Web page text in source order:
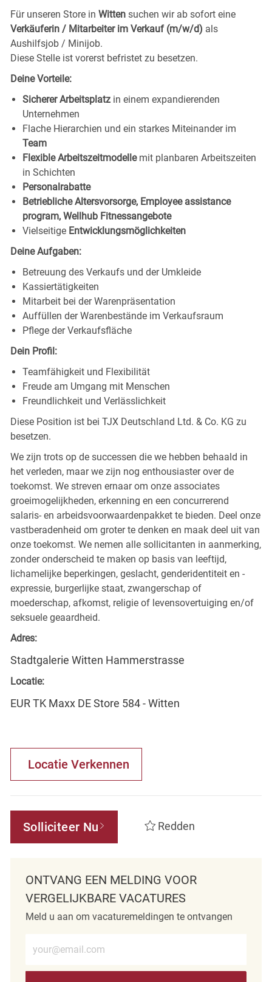
Für unseren Store in Witten suchen wir ab sofort eine
Verkäuferin / Mitarbeiter im Verkauf (m/w/d) als
Aushilfsjob / Minijob.
Diese Stelle ist vorerst befristet zu besetzen.
Deine Vorteile:
Sicherer Arbeitsplatz in einem expandierenden
Unternehmen
Flache Hierarchien und ein starkes Miteinander im
Team
Flexible Arbeitszeitmodelle mit planbaren Arbeitszeiten
in Schichten
Personalrabatte
Betriebliche Altersvorsorge, Employee assistance
program, Wellhub Fitnessangebote
Vielseitige Entwicklungsmöglichkeiten
Deine Aufgaben:
Betreuung des Verkaufs und der Umkleide
Kassiertätigkeiten
Mitarbeit bei der Warenpräsentation
Auffüllen der Warenbestände im Verkaufsraum
Pflege der Verkaufsfläche
Dein Profil:
Teamfähigkeit und Flexibilität
Freude am Umgang mit Menschen
Freundlichkeit und Verlässlichkeit
Diese Position ist bei TJX Deutschland Ltd. & Co. KG zu
besetzen.
We zijn trots op de successen die we hebben behaald in
het verleden, maar we zijn nog enthousiaster over de
toekomst. We streven ernaar om onze associates
groeimogelijkheden, erkenning en een concurrerend
salaris- en arbeidsvoorwaardenpakket te bieden. Deel onze
vastberadenheid om groter te denken en maak deel uit van
onze toekomst. We nemen alle sollicitanten in aanmerking,
zonder onderscheid te maken op basis van leeftijd,
lichamelijke beperkingen, geslacht, genderidentiteit en -
expressie, burgerlijke staat, zwangerschap of
moederschap, afkomst, religie of levensovertuiging en/of
seksuele geaardheid.
Adres:
Stadtgalerie Witten Hammerstrasse
Locatie:
EUR TK Maxx DE Store 584 - Witten
Locatie Verkennen
Solliciteer Nu Redden
ONTVANG EEN MELDING VOOR
VERGELIJKBARE VACATURES
Meld u aan om vacaturemeldingen te ontvangen